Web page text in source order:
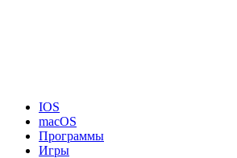
IOS
macOS
Программы
Игры